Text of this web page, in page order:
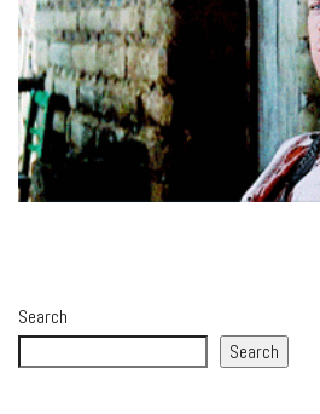
Search
Search